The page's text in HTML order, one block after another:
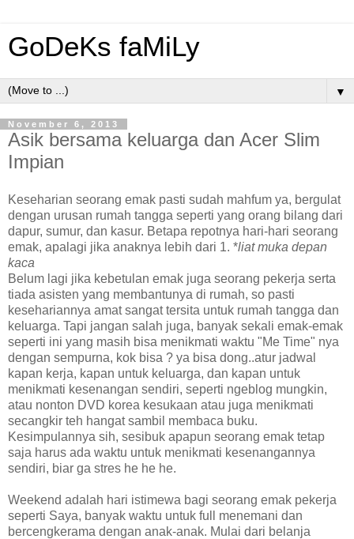
GoDeKs faMiLy
▼
November 6, 2013
Asik bersama keluarga dan Acer Slim
Impian
Keseharian seorang emak pasti sudah mahfum ya, bergulat
dengan urusan rumah tangga seperti yang orang bilang dari
dapur, sumur, dan kasur. Betapa repotnya hari-hari seorang
emak, apalagi jika anaknya lebih dari 1. *liat muka depan
kaca
Belum lagi jika kebetulan emak juga seorang pekerja serta
tiada asisten yang membantunya di rumah, so pasti
kesehariannya amat sangat tersita untuk rumah tangga dan
keluarga. Tapi jangan salah juga, banyak sekali emak-emak
seperti ini yang masih bisa menikmati waktu "Me Time" nya
dengan sempurna, kok bisa ? ya bisa dong..atur jadwal
kapan kerja, kapan untuk keluarga, dan kapan untuk
menikmati kesenangan sendiri, seperti ngeblog mungkin,
atau nonton DVD korea kesukaan atau juga menikmati
secangkir teh hangat sambil membaca buku.
Kesimpulannya sih, sesibuk apapun seorang emak tetap
saja harus ada waktu untuk menikmati kesenangannya
sendiri, biar ga stres he he he.
Weekend adalah hari istimewa bagi seorang emak pekerja
seperti Saya, banyak waktu untuk full menemani dan
bercengkerama dengan anak-anak. Mulai dari belanja